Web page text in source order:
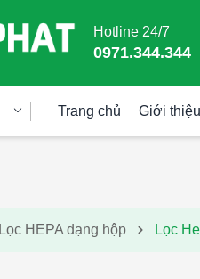
Hotline 24/7
0971.344.344
Trang chủ Giới thiệu
Lọc HEPA dạng hộp Lọc